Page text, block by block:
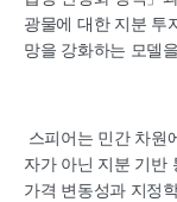
광물에 대한 지분 투
망을 강화하는 모델
스피어는 민간 차원
자가 아닌 지분 기반
가격 변동성과 지정